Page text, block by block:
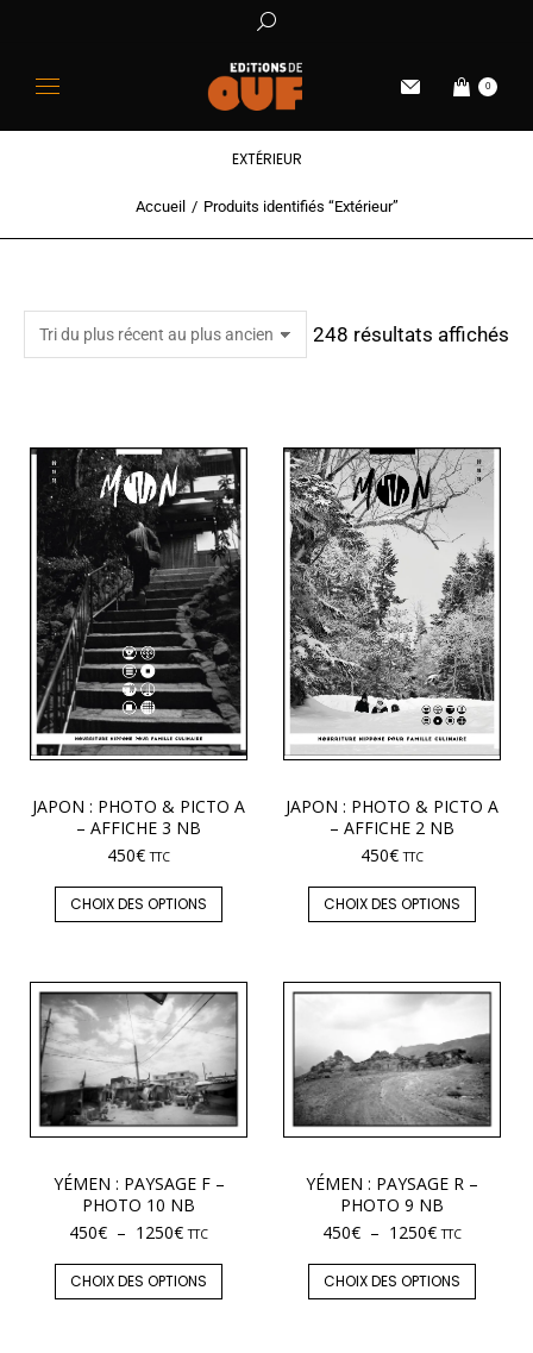
0
EXTÉRIEUR
Vous êtes ici :Accueil Produits identifiés “Extérieur”
248 résultats affichés
JAPON : PHOTO & PICTO A
– AFFICHE 3 NB
450€ TTC
CHOIX DES OPTIONS
JAPON : PHOTO & PICTO A
– AFFICHE 2 NB
450€ TTC
CHOIX DES OPTIONS
YÉMEN : PAYSAGE F –
PHOTO 10 NB
450€ – 1250€ TTC
CHOIX DES OPTIONS
YÉMEN : PAYSAGE R –
PHOTO 9 NB
450€ – 1250€ TTC
CHOIX DES OPTIONS